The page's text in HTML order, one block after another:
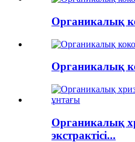
Органикалық
Органикалық
Органикалық
экстрактісі...